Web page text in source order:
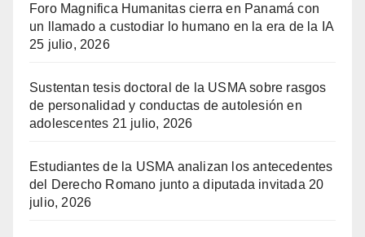
Foro Magnifica Humanitas cierra en Panamá con
un llamado a custodiar lo humano en la era de la IA
25 julio, 2026
Sustentan tesis doctoral de la USMA sobre rasgos
de personalidad y conductas de autolesión en
adolescentes 21 julio, 2026
Estudiantes de la USMA analizan los antecedentes
del Derecho Romano junto a diputada invitada 20
julio, 2026